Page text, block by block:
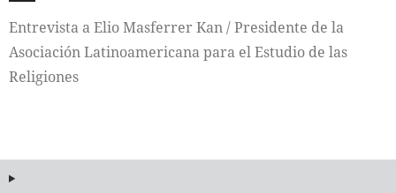
Cultura
Entrevista a Elio Masferrer Kan / Presidente de la
Asociación Latinoamericana para el Estudio de las
Religiones